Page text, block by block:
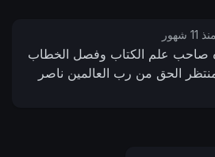
منذ 11 شهور
صاحب علم الكتاب وفصل الخطاب
الحق من رب العالمين ناصر